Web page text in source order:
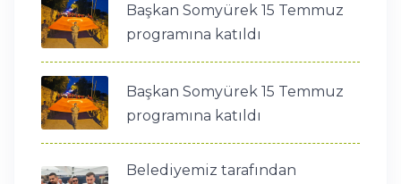
Başkan Somyürek 15 Temmuz
programına katıldı
Başkan Somyürek 15 Temmuz
programına katıldı
Belediyemiz tarafından